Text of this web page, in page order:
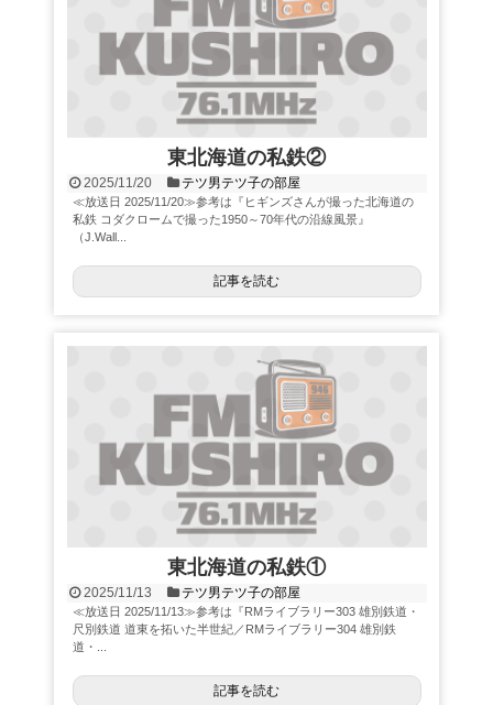
東北海道の私鉄②
2025/11/20 テツ男テツ子の部屋
≪放送日 2025/11/20≫参考は『ヒギンズさんが撮った北海道の
私鉄 コダクロームで撮った1950～70年代の沿線風景』
（J.Wall...
記事を読む
東北海道の私鉄①
2025/11/13 テツ男テツ子の部屋
≪放送日 2025/11/13≫参考は『RMライブラリー303 雄別鉄道・
尺別鉄道 道東を拓いた半世紀／RMライブラリー304 雄別鉄
道・...
記事を読む